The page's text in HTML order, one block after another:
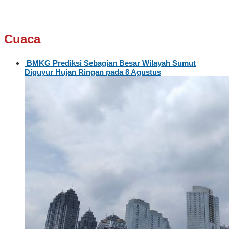
Cuaca
BMKG Prediksi Sebagian Besar Wilayah Sumut
Diguyur Hujan Ringan pada 8 Agustus